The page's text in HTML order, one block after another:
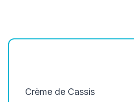
Crème de Cassis